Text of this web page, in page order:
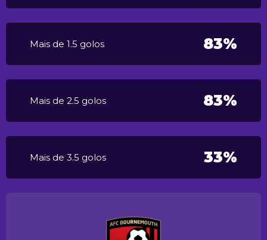
Mais de 1.5 golos 83%
Mais de 2.5 golos 83%
Mais de 3.5 golos 33%